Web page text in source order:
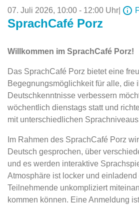
07. Juli 2026, 10:00 - 12:00 Uhr
SprachCafé Porz
Willkommen im SprachCafé Porz!
Das SprachCafé Porz bietet eine
Begegnungsmöglichkeit für alle, die
Deutschkenntnisse verbessern
wöchentlich dienstags statt und
mit unterschiedlichen
Im Rahmen des SprachCafé Porz
Deutsch gesprochen, über
und es werden interaktive
Atmosphäre ist locker und
Teilnehmende unkompliziert
kommen können. Eine Anmeldung